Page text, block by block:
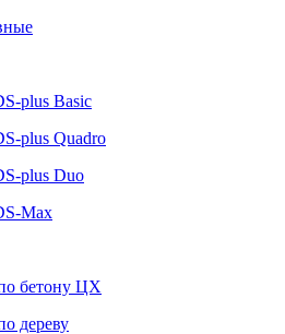
plus Basic
plus Quadro
plus Duo
Max
бетону ЦХ
дереву